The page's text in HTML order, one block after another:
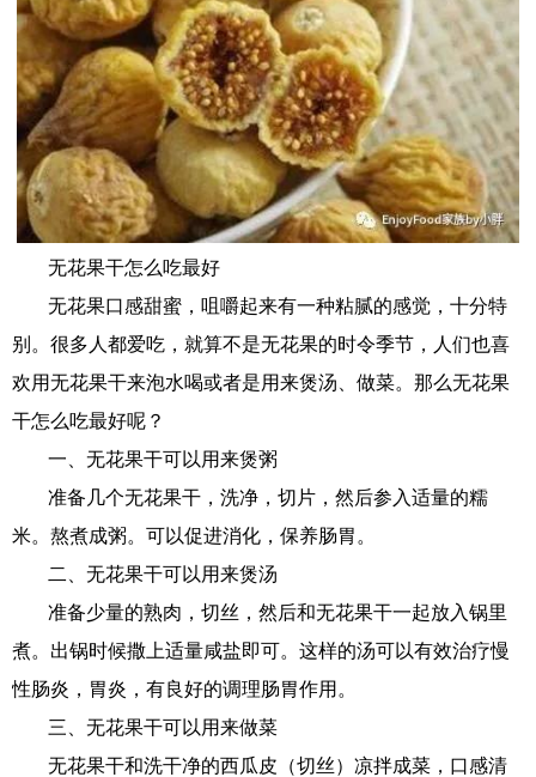
无花果干怎么吃最好
无花果口感甜蜜，咀嚼起来有一种粘腻的感觉，十分特
别。很多人都爱吃，就算不是无花果的时令季节，人们也喜
欢用无花果干来泡水喝或者是用来煲汤、做菜。那么无花果
干怎么吃最好呢？
一、无花果干可以用来煲粥
准备几个无花果干，洗净，切片，然后参入适量的糯
米。熬煮成粥。可以促进消化，保养肠胃。
二、无花果干可以用来煲汤
准备少量的熟肉，切丝，然后和无花果干一起放入锅里
煮。出锅时候撒上适量咸盐即可。这样的汤可以有效治疗慢
性肠炎，胃炎，有良好的调理肠胃作用。
三、无花果干可以用来做菜
无花果干和洗干净的西瓜皮（切丝）凉拌成菜，口感清